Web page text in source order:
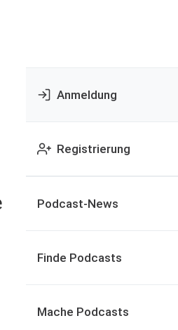
Anmeldung
Registrierung
Podcast-News
Finde Podcasts
Mache Podcasts